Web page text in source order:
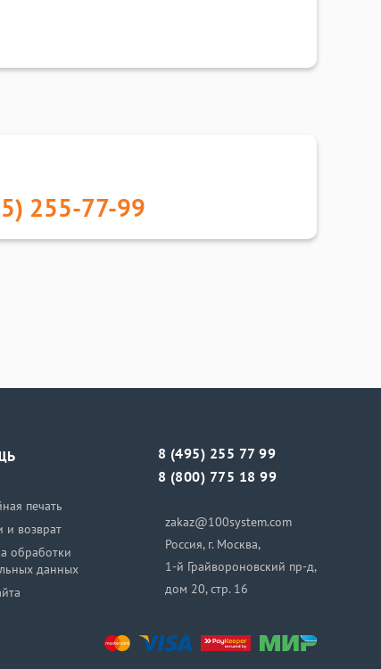
255-77-99
печать
и возврат
обработки
данных
8 (495) 255 77 99
8 (800) 775 18 99
zakaz@100system.com
Россия, г. Москва,
1-й Грайвороновский пр-д,
дом 20, стр. 16